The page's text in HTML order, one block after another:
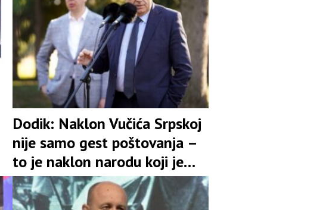
Dodik: Naklon Vučića Srpskoj
nije samo gest poštovanja –
to je naklon narodu koji je
ostao uspravan uprkos svim
stradanjima